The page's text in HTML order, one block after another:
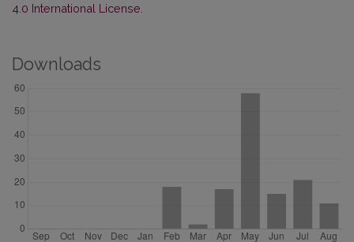
4.0 International License
Downloads